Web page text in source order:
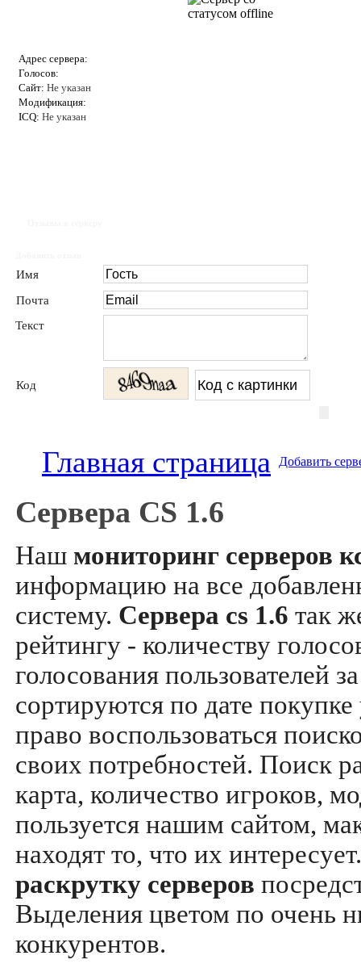
Адрес сервера:
Голосов:
Сайт: Не указан
Модификация:
ICQ: Не указан
Имя
Почта
Текст
Код
Главная страница Добавить
Сервера CS 1.6
Наш мониторинг серверов
информацию на все
систему. Сервера cs 1.6 так
рейтингу - количеству
голосования пользователей
сортируются по дате
право воспользоваться
своих потребностей. Поиск
карта, количество игроков,
пользуется нашим сайтом,
находят то, что их
раскрутку серверов
Выделения цветом по очень
конкурентов.